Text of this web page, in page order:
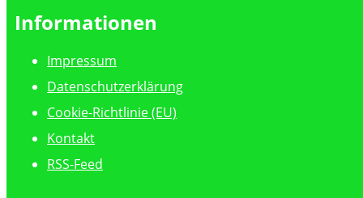
Informationen
Impressum
Datenschutzerklärung
Cookie-Richtlinie (EU)
Kontakt
RSS-Feed